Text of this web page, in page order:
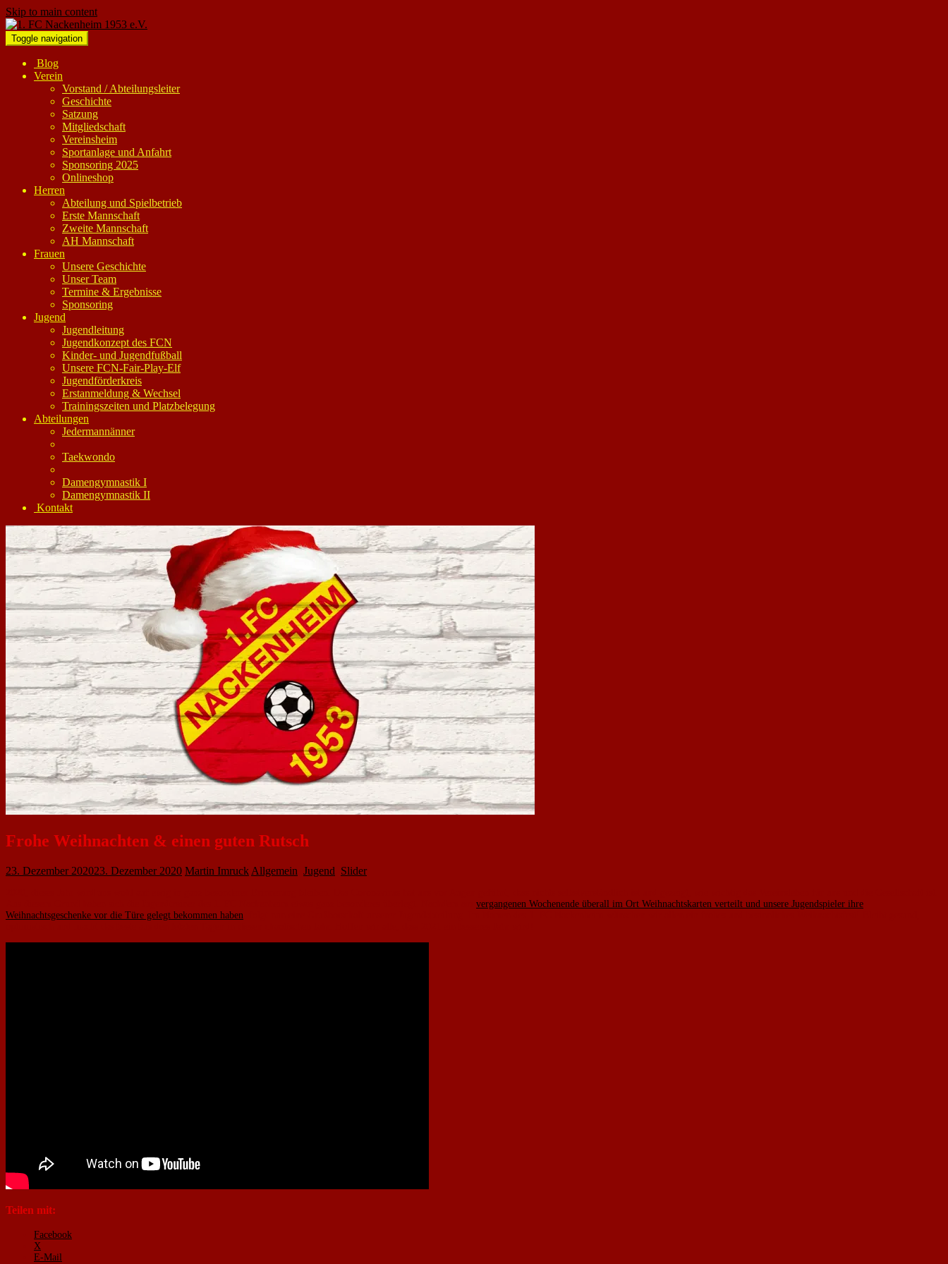
Skip to main content
Toggle navigation
Blog
Verein
Vorstand / Abteilungsleiter
Geschichte
Satzung
Mitgliedschaft
Vereinsheim
Sportanlage und Anfahrt
Sponsoring 2025
Onlineshop
Herren
Abteilung und Spielbetrieb
Erste Mannschaft
Zweite Mannschaft
AH Mannschaft
Frauen
Unsere Geschichte
Unser Team
Termine & Ergebnisse
Sponsoring
Jugend
Jugendleitung
Jugendkonzept des FCN
Kinder- und Jugendfußball
Unsere FCN-Fair-Play-Elf
Jugendförderkreis
Erstanmeldung & Wechsel
Trainingszeiten und Platzbelegung
Abteilungen
Jedermannänner
Taekwondo
Damengymnastik I
Damengymnastik II
Kontakt
Frohe Weihnachten & einen guten Rutsch
23. Dezember 202023. Dezember 2020 Martin Imruck Allgemein Jugend Slider
vergangenen Wochenende überall im Ort Weihnachtskarten verteilt und unsere Jugendspieler ihre
Weihnachtsgeschenke vor die Türe gelegt bekommen haben
Teilen mit:
Facebook
X
E-Mail